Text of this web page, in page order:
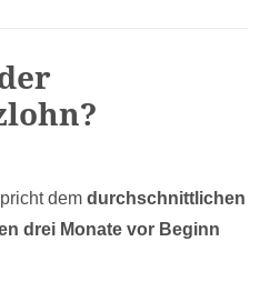
dem durchschnittlichen
drei Monate vor Beginn